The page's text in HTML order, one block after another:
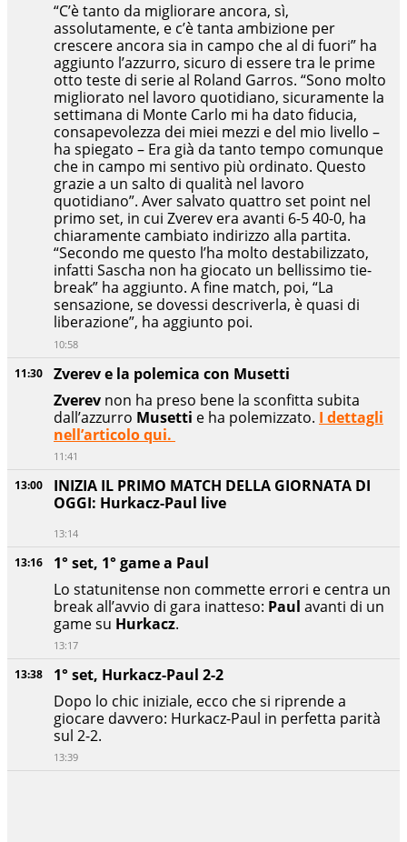
13:38
1° set, Hurkacz-Paul 2-2
Dopo lo chic iniziale, ecco che si riprende a
giocare davvero: Hurkacz-Paul in perfetta parità
sul 2-2.
13:39
13:16
1° set, 1° game a Paul
Lo statunitense non commette errori e centra un
break all’avvio di gara inatteso: Paul avanti di un
game su Hurkacz.
13:17
13:00
INIZIA IL PRIMO MATCH DELLA GIORNATA DI
OGGI: Hurkacz-Paul live
13:14
11:30
Zverev e la polemica con Musetti
Zverev non ha preso bene la sconfitta subita
dall’azzurro Musetti e ha polemizzato. I dettagli
nell’articolo qui.
11:41
“C’è tanto da migliorare ancora, sì,
assolutamente, e c’è tanta ambizione per
crescere ancora sia in campo che al di fuori” ha
aggiunto l’azzurro, sicuro di essere tra le prime
otto teste di serie al Roland Garros. “Sono molto
migliorato nel lavoro quotidiano, sicuramente la
settimana di Monte Carlo mi ha dato fiducia,
consapevolezza dei miei mezzi e del mio livello –
ha spiegato – Era già da tanto tempo comunque
che in campo mi sentivo più ordinato. Questo
grazie a un salto di qualità nel lavoro
quotidiano”. Aver salvato quattro set point nel
primo set, in cui Zverev era avanti 6-5 40-0, ha
chiaramente cambiato indirizzo alla partita.
“Secondo me questo l’ha molto destabilizzato,
infatti Sascha non ha giocato un bellissimo tie-
break” ha aggiunto. A fine match, poi, “La
sensazione, se dovessi descriverla, è quasi di
liberazione”, ha aggiunto poi.
10:58